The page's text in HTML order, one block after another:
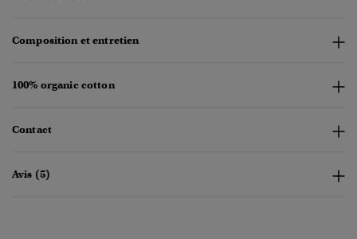
Composition et entretien
100% organic cotton
Contact
Avis (5)